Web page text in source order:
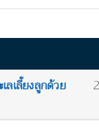
ลเลี้ยงลูกด้วย